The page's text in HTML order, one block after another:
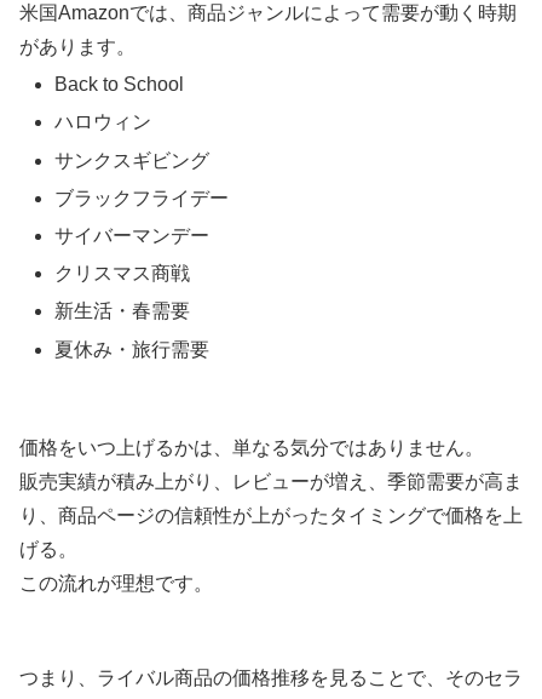
米国Amazonでは、商品ジャンルによって需要が動く時期
があります。
Back to School
ハロウィン
サンクスギビング
ブラックフライデー
サイバーマンデー
クリスマス商戦
新生活・春需要
夏休み・旅行需要
価格をいつ上げるかは、単なる気分ではありません。
販売実績が積み上がり、レビューが増え、季節需要が高ま
り、商品ページの信頼性が上がったタイミングで価格を上
げる。
この流れが理想です。
つまり、ライバル商品の価格推移を見ることで、そのセラ